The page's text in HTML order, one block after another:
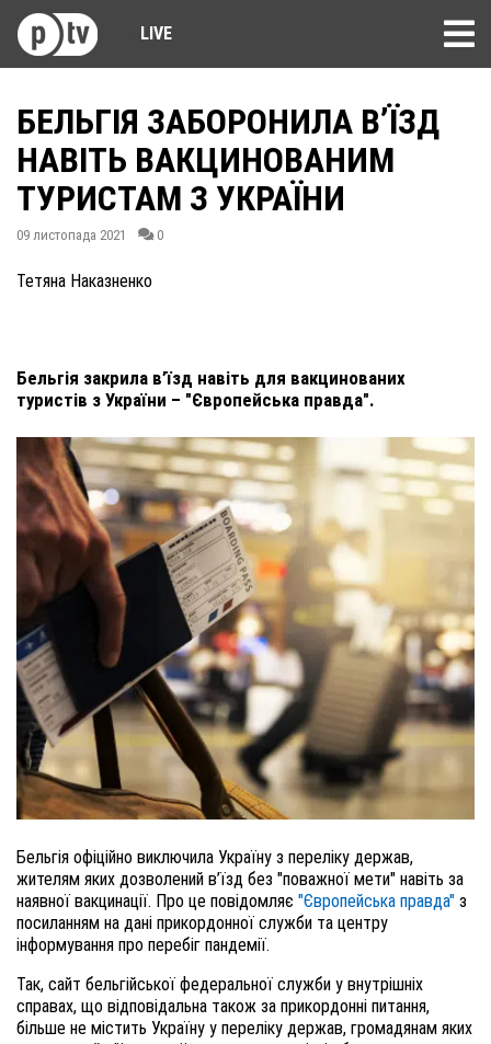
LIVE
БЕЛЬГІЯ ЗАБОРОНИЛА В’ЇЗД
НАВІТЬ ВАКЦИНОВАНИМ
ТУРИСТАМ З УКРАЇНИ
09 листопада 2021 0
Тетяна Наказненко
Бельгія закрила в’їзд навіть для вакцинованих
туристів з України – "Європейська правда".
Бельгія офіційно виключила Україну з переліку держав,
жителям яких дозволений в’їзд без "поважної мети" навіть за
наявної вакцинації. Про це повідомляє "Європейська правда" з
посиланням на дані прикордонної служби та центру
інформування про перебіг пандемії.
Так, сайт бельгійської федеральної служби у внутрішніх
справах, що відповідальна також за прикордонні питання,
більше не містить Україну у переліку держав, громадянам яких